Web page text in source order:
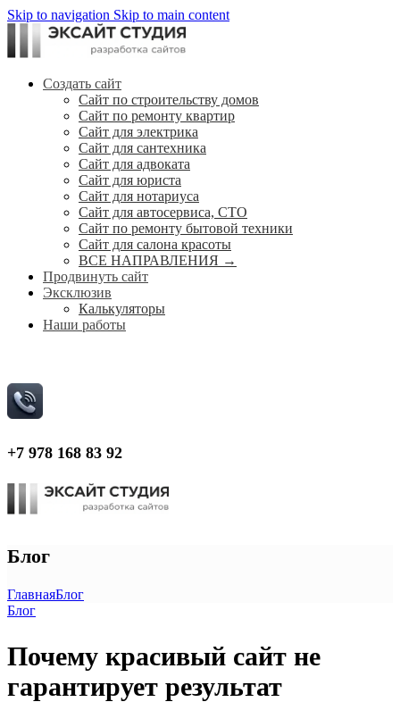
Skip to navigation Skip to main content
Создать сайт
Сайт по строительству домов
Сайт по ремонту квартир
Сайт для электрика
Сайт для сантехника
Сайт для адвоката
Сайт для юриста
Сайт для нотариуса
Сайт для автосервиса, СТО
Сайт по ремонту бытовой техники
Сайт для салона красоты
ВСЕ НАПРАВЛЕНИЯ →
Продвинуть сайт
Эксклюзив
Калькуляторы
Наши работы
+7 978 168 83 92
Блог
ГлавнаяБлог
Блог
Почему красивый сайт не
гарантирует результат